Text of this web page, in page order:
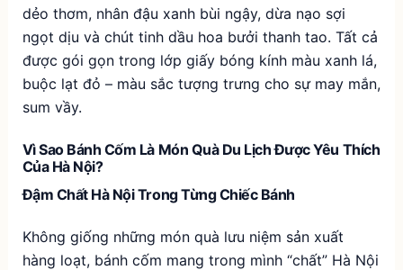
dẻo thơm, nhân đậu xanh bùi ngậy, dừa nạo sợi
ngọt dịu và chút tinh dầu hoa bưởi thanh tao. Tất cả
được gói gọn trong lớp giấy bóng kính màu xanh lá,
buộc lạt đỏ – màu sắc tượng trưng cho sự may mắn,
sum vầy.
Vì Sao Bánh Cốm Là Món Quà Du Lịch Được Yêu Thích
Của Hà Nội?
Đậm Chất Hà Nội Trong Từng Chiếc Bánh
Không giống những món quà lưu niệm sản xuất
hàng loạt, bánh cốm mang trong mình “chất” Hà Nội